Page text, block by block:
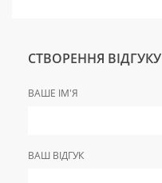
СТВОРЕННЯ ВІДГУКУ
ВАШЕ ІМ'Я
ВАШ ВІДГУК